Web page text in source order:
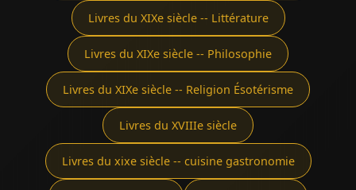
Livres du XIXe siècle -- Littérature
Livres du XIXe siècle -- Philosophie
Livres du XIXe siècle -- Religion Ésotérisme
Livres du XVIIIe siècle
Livres du xixe siècle -- cuisine gastronomie